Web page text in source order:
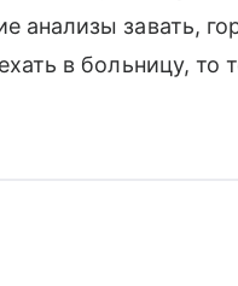
анализы завать,
в больницу, то